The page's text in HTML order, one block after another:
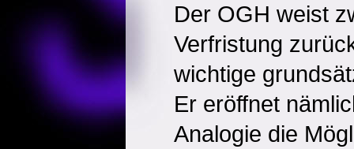
Der OGH weist
Verfristung
wichtige
Er eröffnet
Analogie die